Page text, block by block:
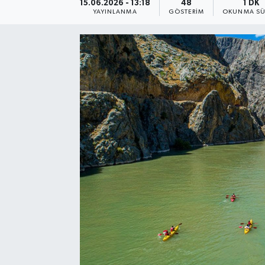
15.06.2026 - 13:18
YAYINLANMA
48
GÖSTERIM
1 DK
OKUNMA